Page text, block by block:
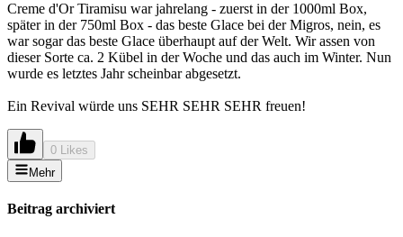
Creme d'Or Tiramisu war jahrelang - zuerst in der 1000ml Box,
später in der 750ml Box - das beste Glace bei der Migros, nein, es
war sogar das beste Glace überhaupt auf der Welt. Wir assen von
dieser Sorte ca. 2 Kübel in der Woche und das auch im Winter. Nun
wurde es letztes Jahr scheinbar abgesetzt.
Ein Revival würde uns SEHR SEHR SEHR freuen!
0 Likes
Mehr
Beitrag archiviert